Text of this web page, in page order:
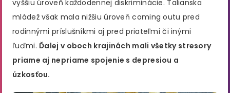
vyššiu úroveň každodennej diskriminácie. Talianska
mládež však mala nižšiu úroveň coming outu pred
rodinnými príslušníkmi aj pred priateľmi či inými
ľuďmi. Ďalej v oboch krajinách mali všetky stresory
priame aj nepriame spojenie s depresiou a
úzkosťou.